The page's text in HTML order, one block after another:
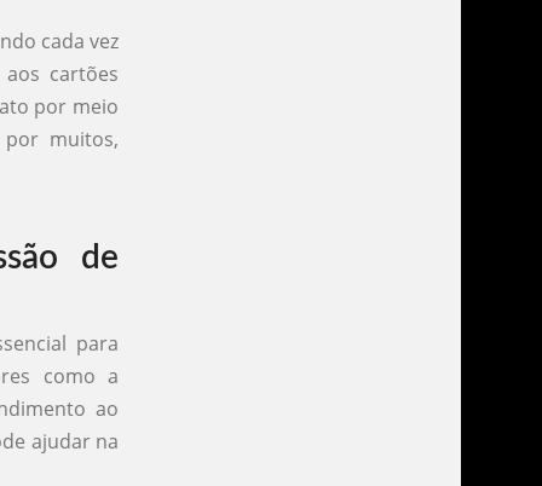
cada vez
cartões
por meio
muitos,
de
para
como a
ao
ajudar na